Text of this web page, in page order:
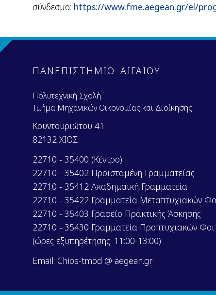
σύνδεσμο: https://www.fme.aegean.gr/el/
ΠΑΝΕΠΙΣΤΗΜΙΟ ΑΙΓΑΙΟΥ
Πολυτεχνική Σχολή
Τμήμα Μηχανικών Οικονομίας και Διοίκησης
Κουντουριώτου 41
82132 ΧΙΟΣ
22710 - 35400 (Κέντρο)
22710 - 35402 Προϊσταμένη Γραμματείας
22710 - 35412 Ακαδημαϊκή Γραμματεία
22710 - 35422 Γραμματεία Μεταπτυχιακών
22710 - 35403 Γραφείο Πρακτικής Άσκησης
22710 - 35430 Γραμματεία Προπτυχιακών
(ώρες εξυπηρέτησης: 11:00-13:00)
Email: Chios-tmod @ aegean.gr